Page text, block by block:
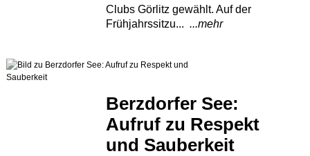
Clubs Görlitz gewählt. Auf der
Frühjahrssitzu... ...mehr
Berzdorfer See:
Aufruf zu Respekt
und Sauberkeit